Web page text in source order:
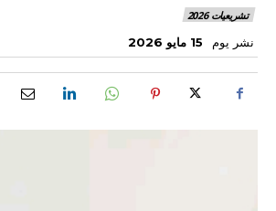
تشريعيات 2026
نشر يوم 15 مايو 2026